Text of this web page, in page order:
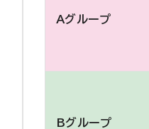
Aグループ
Bグループ